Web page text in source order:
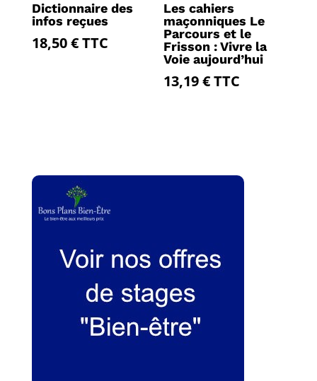
Dictionnaire des
infos reçues
18,50€TTC
Les cahiers
maçonniques Le
Parcours et le
Frisson : Vivre la
Voie aujourd’hui
13,19€TTC